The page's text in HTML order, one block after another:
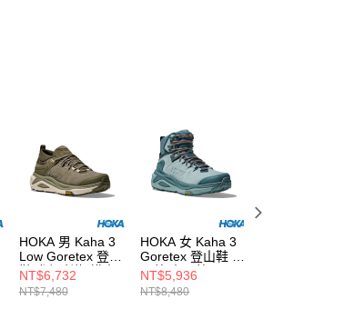
HOKA 男 Kaha 3
Low Goretex 登山
鞋 尤加利綠/樺木
NT$6,732
NT$7,480
HOKA 女 Kaha 3
Goretex 登山鞋 迷
霧藍/水晶藍
NT$5,936
NT$8,480